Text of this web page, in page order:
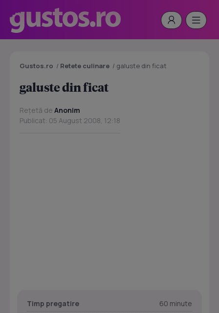
Gustos.ro / Retete culinare / galuste din ficat
galuste din ficat
Rețetă de Anonim
Publicat: 05 August 2008, 12:18
Timp pregatire
60 minute